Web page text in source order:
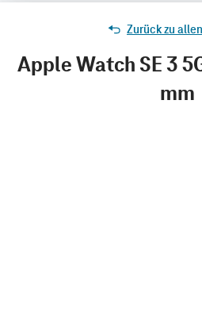
Zurück zu
Apple Watch SE 3
mm